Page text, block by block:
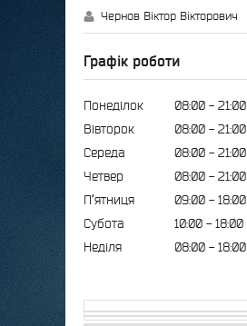
Чернов Віктор Вікторович
Графік роботи
Понеділок 08:00
21:00
Вівторок
08:00
21:00
Середа
08:00
21:00
Четвер
08:00
21:00
Пʼятниця
09:00
18:00
Субота
10:00
18:00
Неділя
08:00 18:00